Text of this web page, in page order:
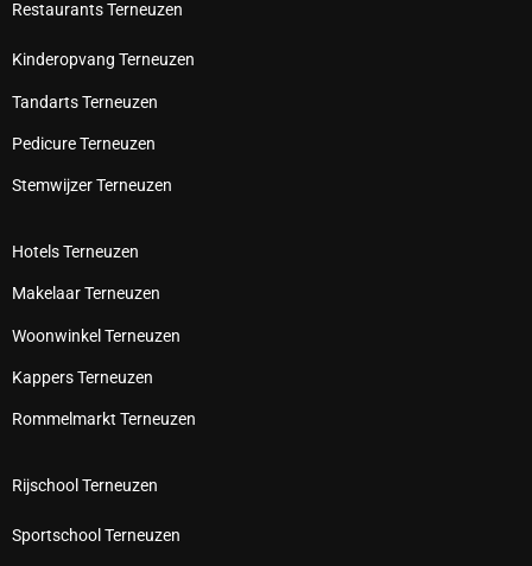
Restaurants Terneuzen
Kinderopvang Terneuzen
Tandarts Terneuzen
Pedicure Terneuzen
Stemwijzer Terneuzen
Hotels Terneuzen
Makelaar Terneuzen
Woonwinkel Terneuzen
Kappers Terneuzen
Rommelmarkt Terneuzen
Rijschool Terneuzen
Sportschool Terneuzen